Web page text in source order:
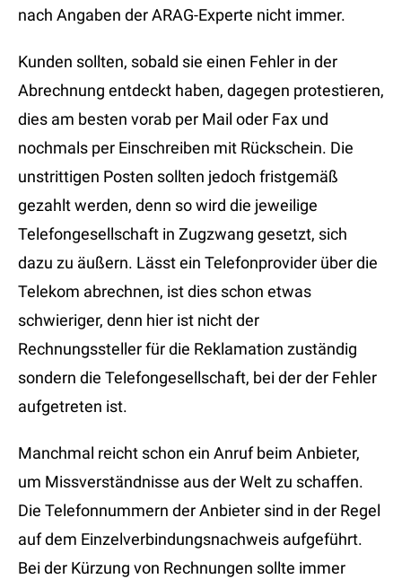
nach Angaben der ARAG-Experte nicht immer.
Kunden sollten, sobald sie einen Fehler in der
Abrechnung entdeckt haben, dagegen protestieren,
dies am besten vorab per Mail oder Fax und
nochmals per Einschreiben mit Rückschein. Die
unstrittigen Posten sollten jedoch fristgemäß
gezahlt werden, denn so wird die jeweilige
Telefongesellschaft in Zugzwang gesetzt, sich
dazu zu äußern. Lässt ein Telefonprovider über die
Telekom abrechnen, ist dies schon etwas
schwieriger, denn hier ist nicht der
Rechnungssteller für die Reklamation zuständig
sondern die Telefongesellschaft, bei der der Fehler
aufgetreten ist.
Manchmal reicht schon ein Anruf beim Anbieter,
um Missverständnisse aus der Welt zu schaffen.
Die Telefonnummern der Anbieter sind in der Regel
auf dem Einzelverbindungsnachweis aufgeführt.
Bei der Kürzung von Rechnungen sollte immer